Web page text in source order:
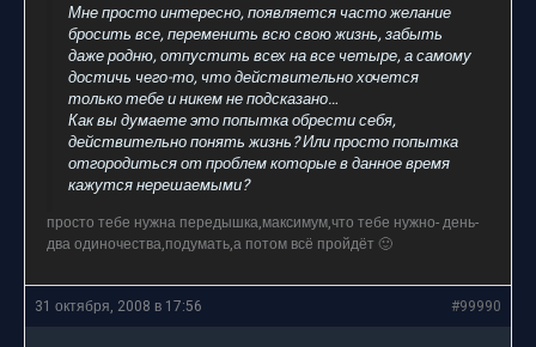
Мне просто интересно, появляется часто желание
бросить все, переменить всю свою жизнь, забыть
даже родню, отпустить всех на все четыре, а самому
достичь чего-то, что действительно хочется
только тебе и никем не подсказано…
Как вы думаете это попытка обрести себя,
действительно понять жизнь? Или просто попытка
отгородиться от проблем которые в данное время
кажутся нерешаемыми?
просто тебе нужна передышка,максимум,что тебе нужно- день-
два одиночества,подумать,а потом всё пройдёт 🙂
31 октября, 2008 в 17:56 #99990